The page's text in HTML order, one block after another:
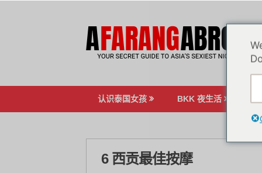
认识泰国女孩 BKK 夜生活
6 西贡最佳按摩